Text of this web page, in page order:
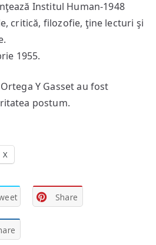
Institul Human-1948
critică, filozofie, ţine lecturi şi
1955.
Y Gasset au fost
postum.
X
Share